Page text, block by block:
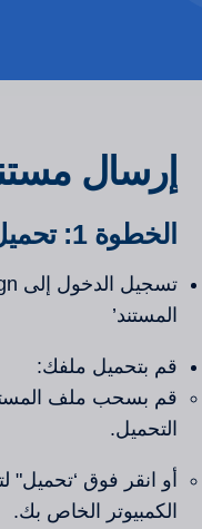
إرسال
الخطوة 1: تحميل مستندك
المستند’
قم بتحميل ملفك:
قم بسحب ملف
التحميل.
أو انقر فوق ‘تحميل"
الكمبيوتر الخاص بك.